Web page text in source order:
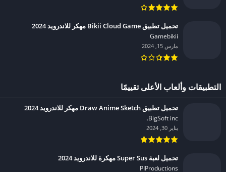
تحميل تطبيق Bikii Cloud Game مهكر للاندرويد 2024
Gamebikii‏
مارس 15, 2024
التطبيقات وألعاب الأعلى تقييمًا
تحميل تطبيق Draw Anime Sketch مهكر للاندرويد 2024
BigSoft inc.‏
يناير 30, 2024
تحميل لعبة Super Sus مهكرة للاندرويد 2024
PIProductions‏